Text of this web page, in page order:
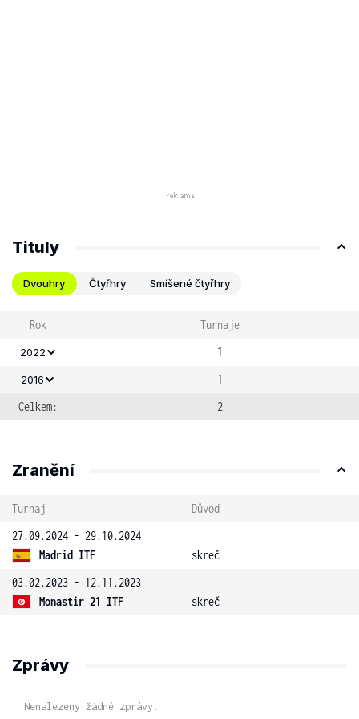
Tituly
Dvouhry Čtyřhry Smíšené čtyřhry
Rok Turnaje
2022 1
2016
1
Celkem:
2
Zranění
Turnaj
Důvod
27.09.2024 - 29.10.2024
Madrid ITF
skreč
03.02.2023 - 12.11.2023
Monastir 21 ITF
skreč
Zprávy
Nenalezeny žádné zprávy.